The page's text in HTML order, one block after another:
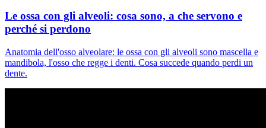
Le ossa con gli alveoli: cosa sono, a che servono e
perché si perdono
Anatomia dell'osso alveolare: le ossa con gli alveoli sono mascella e
mandibola, l'osso che regge i denti. Cosa succede quando perdi un
dente.